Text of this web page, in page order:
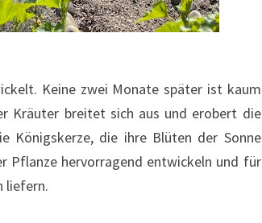
Keine zwei Monate später ist kaum
Kräuter breitet sich aus und erobert die
Königskerze, die ihre Blüten der Sonne
Pflanze hervorragend entwickeln und für
liefern.